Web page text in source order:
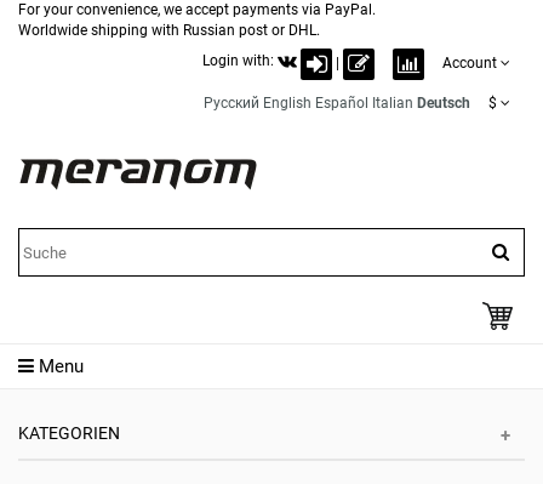
For your convenience, we accept payments via PayPal.
Worldwide shipping with Russian post or DHL.
Login with:
Account
Русский English Español Italian Deutsch $
Menu
KATEGORIEN